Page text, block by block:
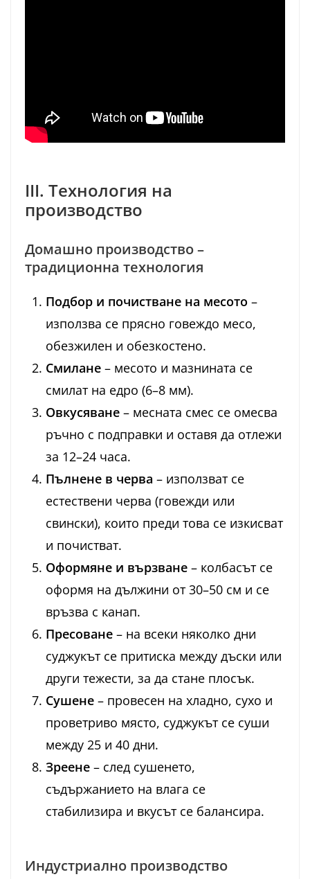
III. Технология на
производство
Домашно производство –
традиционна технология
Подбор и почистване на месото –
използва се прясно говеждо месо,
обезжилен и обезкостено.
Смилане – месото и мазнината се
смилат на едро (6–8 мм).
Овкусяване – месната смес се омесва
ръчно с подправки и оставя да отлежи
за 12–24 часа.
Пълнене в черва – използват се
естествени черва (говежди или
свински), които преди това се изкисват
и почистват.
Оформяне и вързване – колбасът се
оформя на дължини от 30–50 см и се
връзва с канап.
Пресоване – на всеки няколко дни
суджукът се притиска между дъски или
други тежести, за да стане плосък.
Сушене – провесен на хладно, сухо и
проветриво място, суджукът се суши
между 25 и 40 дни.
Зреене – след сушенето,
съдържанието на влага се
стабилизира и вкусът се балансира.
Индустриално производство